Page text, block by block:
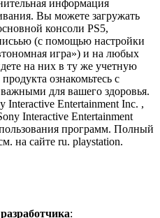
информация
Вы можете загружать
консоли PS5,
(с помощью настройки
игра») и на любых
на них в ту же учетную
ознакомьтесь с
для вашего здоровья.
Entertainment Inc. ,
Interactive Entertainment
программ. Полный
на сайте ru. playstation.
: